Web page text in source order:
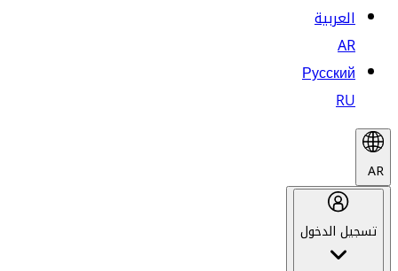
العربية
AR
Русский
RU
AR
تسجيل الدخول